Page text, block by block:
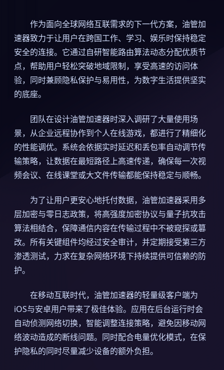
作为面向全球网络互联需求的下一代方案，油管加
速器致力于让用户在跨国工作、学习、娱乐时保持稳定
安全的连接。它通过自研智能路由算法动态分配优质节
点，帮助用户轻松突破地域限制，享受高速的访问体
验，同时兼顾隐私保护与易用性，为数字生活提供坚实
的底座。
团队在设计油管加速器时深入调研了大量使用场
景，从企业远程协作到个人在线游戏，都进行了精细化
的性能调优。系统会依据实时延迟和丢包率自动调节传
输策略，让数据在最短路径上高速传递，确保每一次视
频会议、在线课堂或大文件传输都能保持稳定与顺畅。
为了让用户更安心地托付数据，油管加速器采用多
层加密与零日志政策，将高强度加密协议与量子抗攻击
算法相结合，保障通信内容在传输过程中不被窥探或篡
改。所有关键组件均经过安全审计，并定期接受第三方
渗透测试，力求在复杂网络环境下持续提供可信赖的防
护。
在移动互联时代，油管加速器的轻量级客户端为
iOS与安卓用户带来了极佳体验。应用在后台运行时会
自动侦测网络切换，智能调整连接策略，避免因移动网
络波动造成的断线问题。同时配合电量优化模式，在保
护隐私的同时尽量减少设备的额外负担。